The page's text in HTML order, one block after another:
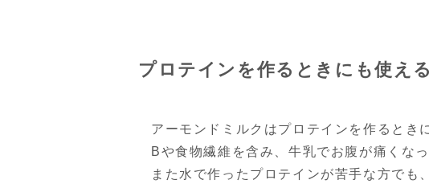
プロテインを作るときにも使え
アーモンドミルクはプロテインを作るとき
Bや食物繊維を含み、牛乳でお腹が痛くな
また水で作ったプロテインが苦手な方でも